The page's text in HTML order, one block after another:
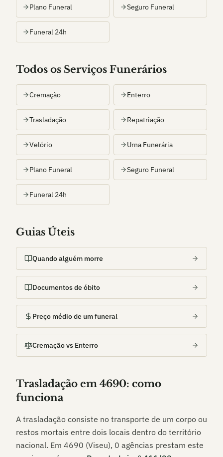
Plano Funeral Seguro Funeral
Funeral 24h
Todos os Serviços Funerários
Cremação Enterro
Trasladação Repatriação
Velório Urna Funerária
Plano Funeral Seguro Funeral
Funeral 24h
Guias Úteis
Quando alguém morre
Documentos de óbito
Preço médio de um funeral
Cremação vs Enterro
Trasladação em 4690: como
funciona
A trasladação consiste no transporte de um corpo ou
restos mortais entre dois locais dentro do território
nacional. Em 4690 (Viseu), 0 agências prestam este